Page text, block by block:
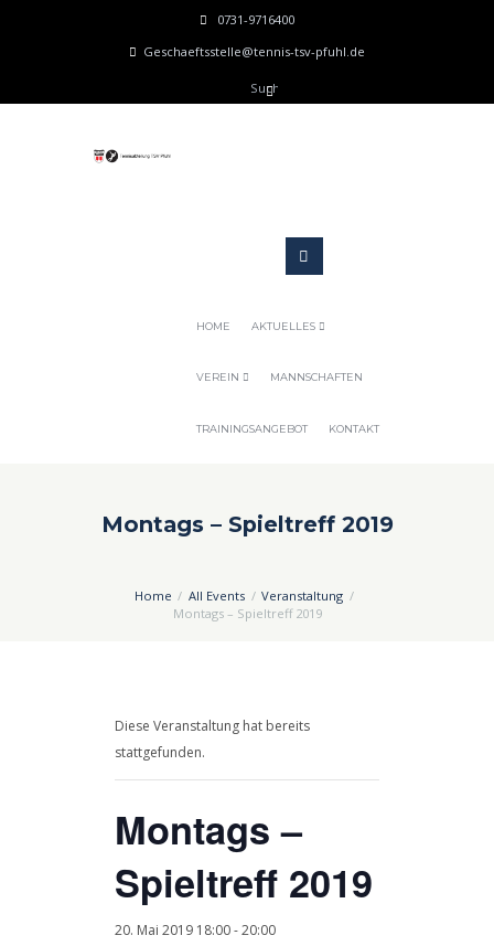
0731-9716400
Geschaeftsstelle@tennis-tsv-pfuhl.de
HOME AKTUELLES
VEREIN MANNSCHAFTEN
TRAININGSANGEBOT KONTAKT
Montags – Spieltreff 2019
Home All Events
Veranstaltung
Montags – Spieltreff 2019
Diese Veranstaltung hat bereits
stattgefunden.
Montags –
Spieltreff 2019
20. Mai 2019 18:00-20:00